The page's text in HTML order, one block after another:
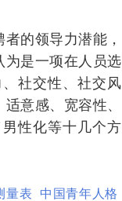
的领导力潜能，
为是一项在人员选
社交性、社交风
意感、宽容性、
性化等十几个方
量表
中国青年人格